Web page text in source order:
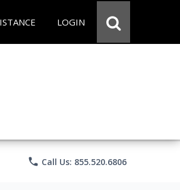
LOGIN
phone Call Us: 855.520.6806